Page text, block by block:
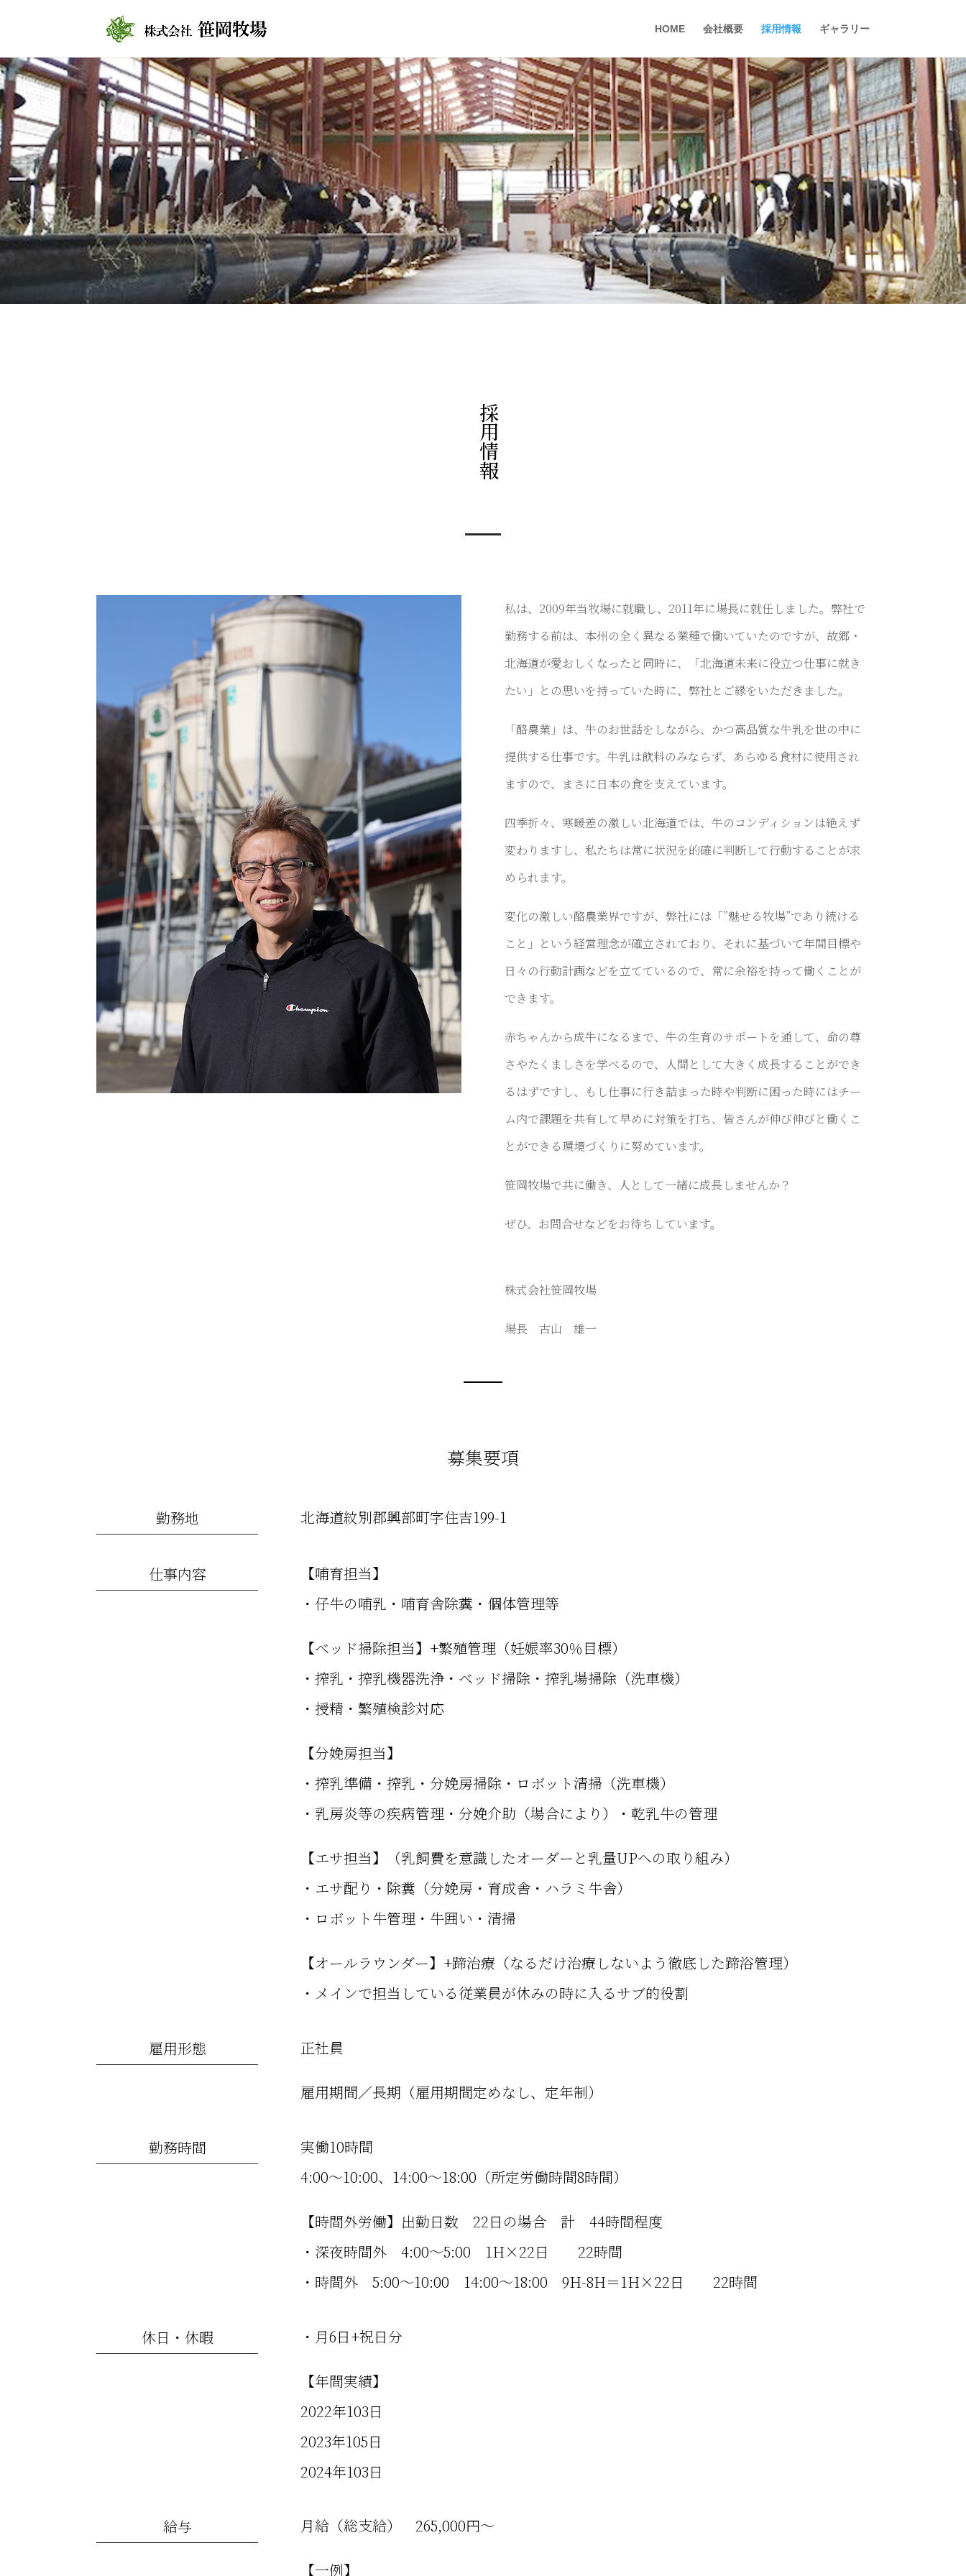
HOME 会社概要 採用情報 ギャラリー
採用情報
私は、2009年当牧場に就職し、2011年に場長に就任しました。弊社で
勤務する前は、本州の全く異なる業種で働いていたのですが、故郷・
北海道が愛おしくなったと同時に、「北海道未来に役立つ仕事に就き
たい」との思いを持っていた時に、弊社とご縁をいただきました。
「酪農業」は、牛のお世話をしながら、かつ高品質な牛乳を世の中に
提供する仕事です。牛乳は飲料のみならず、あらゆる食材に使用され
ますので、まさに日本の食を支えています。
四季折々、寒暖差の激しい北海道では、牛のコンディションは絶えず
変わりますし、私たちは常に状況を的確に判断して行動することが求
められます。
変化の激しい酪農業界ですが、弊社には「”魅せる牧場”であり続ける
こと」という経営理念が確立されており、それに基づいて年間目標や
日々の行動計画などを立てているので、常に余裕を持って働くことが
できます。
赤ちゃんから成牛になるまで、牛の生育のサポートを通して、命の尊
さやたくましさを学べるので、人間として大きく成長することができ
るはずですし、もし仕事に行き詰まった時や判断に困った時にはチー
ム内で課題を共有して早めに対策を打ち、皆さんが伸び伸びと働くこ
とができる環境づくりに努めています。
笹岡牧場で共に働き、人として一緒に成長しませんか？
ぜひ、お問合せなどをお待ちしています。
株式会社笹岡牧場
場長 古山 雄一
募集要項
勤務地 北海道紋別郡興部町字住吉199-1
仕事内容
【哺育担当】
・仔牛の哺乳・哺育舎除糞・個体管理等
【ベッド掃除担当】+繁殖管理（妊娠率30％目標）
・搾乳・搾乳機器洗浄・ベッド掃除・搾乳場掃除（洗車機）
・授精・繁殖検診対応
【分娩房担当】
・搾乳準備・搾乳・分娩房掃除・ロボット清掃（洗車機）
・乳房炎等の疾病管理・分娩介助（場合により）・乾乳牛の管理
【エサ担当】（乳飼費を意識したオーダーと乳量UPへの取り組み）
・エサ配り・除糞（分娩房・育成舎・ハラミ牛舎）
・ロボット牛管理・牛囲い・清掃
【オールラウンダー】+蹄治療（なるだけ治療しないよう徹底した蹄浴管理）
・メインで担当している従業員が休みの時に入るサブ的役割
雇用形態 正社員
雇用期間／長期（雇用期間定めなし、定年制）
勤務時間
実働10時間
4:00～10:00、14:00～18:00（所定労働時間8時間）
【時間外労働】出勤日数 22日の場合 計 44時間程度
・深夜時間外 4:00～5:00 1H×22日 22時間
・時間外 5:00～10:00 14:00～18:00 9H-8H＝1H×22日 22時間
休日・休暇 ・月6日+祝日分
【年間実績】
2022年103日
2023年105日
2024年103日
給与 月給（総支給） 265,000円～
【一例】